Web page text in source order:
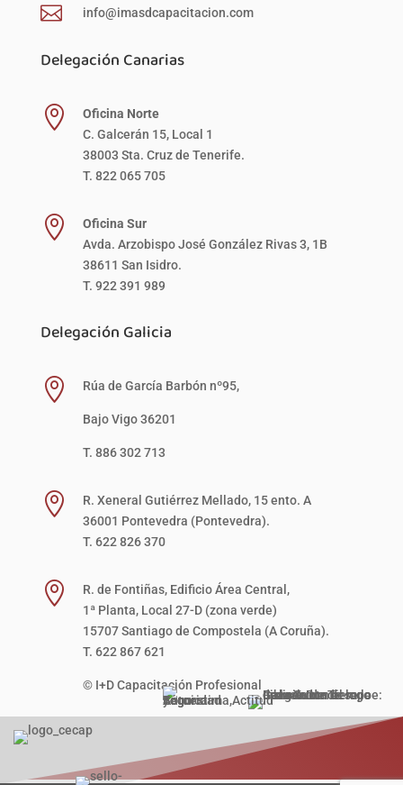
 info@imasdcapacitacion.com
Delegación Canarias

Oficina Norte
C. Galcerán 15, Local 1
38003 Sta. Cruz de Tenerife.
T. 822 065 705

Oficina Sur
Avda. Arzobispo José González Rivas 3, 1B
38611 San Isidro.
T. 922 391 989
Delegación Galicia
 Rúa de García Barbón nº95,
Bajo Vigo 36201
T. 886 302 713

R. Xeneral Gutiérrez Mellado, 15 ento. A
36001 Pontevedra (Pontevedra).
T. 622 826 370

R. de Fontiñas, Edificio Área Central,
1ª Planta, Local 27-D (zona verde)
15707 Santiago de Compostela (A Coruña).
T. 622 867 621
© I+D Capacitación Profesional